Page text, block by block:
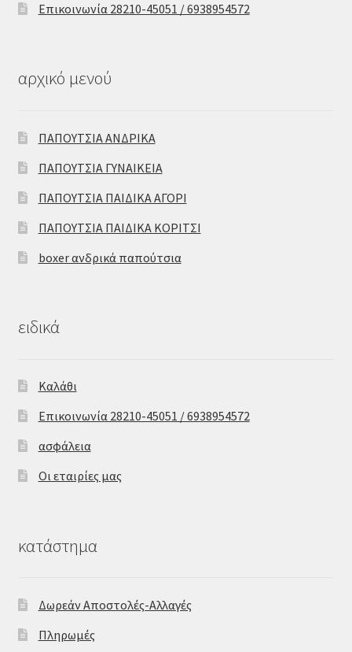
Επικοινωνία 28210-45051 / 6938954572
αρχικό μενού
ΠΑΠΟΥΤΣΙΑ ΑΝΔΡΙΚΑ
ΠΑΠΟΥΤΣΙΑ ΓΥΝΑΙΚΕΙΑ
ΠΑΠΟΥΤΣΙΑ ΠΑΙΔΙΚΑ ΑΓΟΡΙ
ΠΑΠΟΥΤΣΙΑ ΠΑΙΔΙΚΑ ΚΟΡΙΤΣΙ
boxer ανδρικά παπούτσια
ειδικά
Καλάθι
Επικοινωνία 28210-45051 / 6938954572
ασφάλεια
Οι εταιρίες μας
κατάστημα
Δωρεάν Αποστολές-Αλλαγές
Πληρωμές